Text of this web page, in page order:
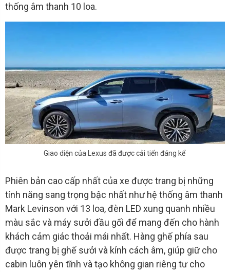
thống âm thanh 10 loa.
Giao diện của Lexus đã được cải tiến đáng kể
Phiên bản cao cấp nhất của xe được trang bị những
tính năng sang trọng bậc nhất như hệ thống âm thanh
Mark Levinson với 13 loa, đèn LED xung quanh nhiều
màu sắc và máy sưởi đầu gối để mang đến cho hành
khách cảm giác thoải mái nhất. Hàng ghế phía sau
được trang bị ghế sưởi và kính cách âm, giúp giữ cho
cabin luôn yên tĩnh và tạo không gian riêng tư cho